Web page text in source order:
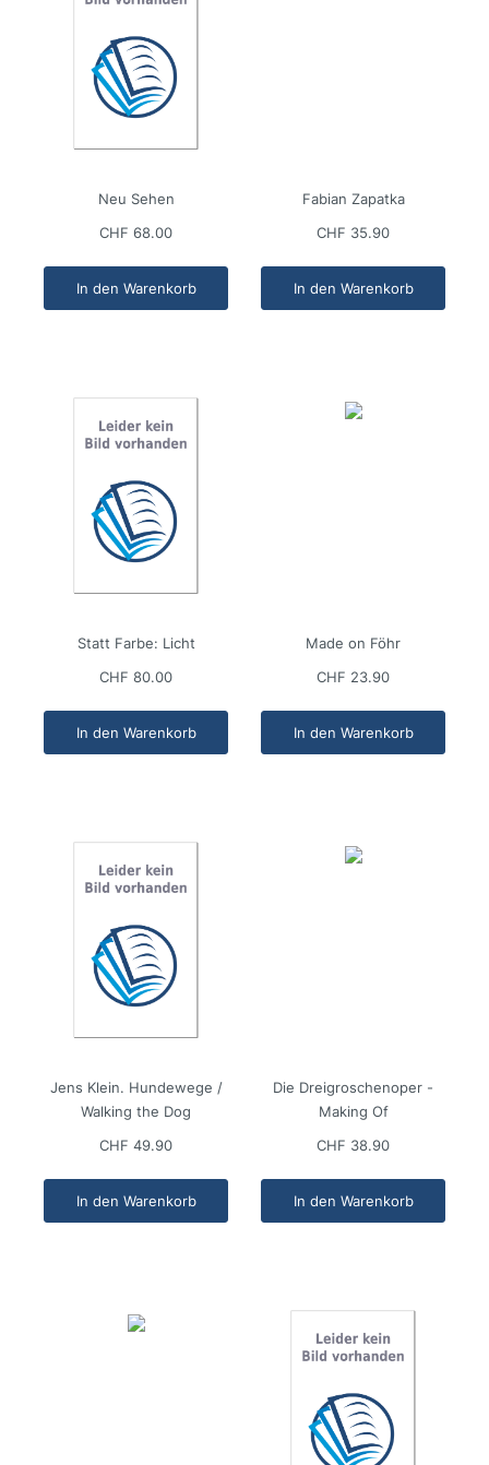
Neu Sehen
CHF 68.00
In den Warenkorb
Fabian Zapatka
CHF 35.90
In den Warenkorb
Statt Farbe: Licht
CHF 80.00
In den Warenkorb
Made on Föhr
CHF 23.90
In den Warenkorb
Jens Klein. Hundewege /
Walking the Dog
CHF 49.90
In den Warenkorb
Die Dreigroschenoper -
Making Of
CHF 38.90
In den Warenkorb